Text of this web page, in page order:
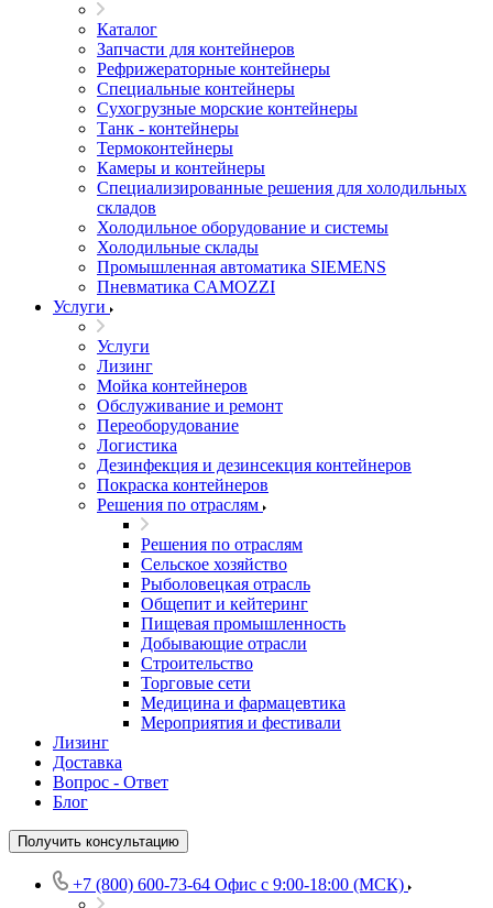
Каталог
Запчасти для контейнеров
Рефрижераторные контейнеры
Специальные контейнеры
Сухогрузные морские контейнеры
Танк - контейнеры
Термоконтейнеры
Камеры и контейнеры
Специализированные решения для холодильных
складов
Холодильное оборудование и системы
Холодильные склады
Промышленная автоматика SIEMENS
Пневматика CAMOZZI
Услуги
Услуги
Лизинг
Мойка контейнеров
Обслуживание и ремонт
Переоборудование
Логистика
Дезинфекция и дезинсекция контейнеров
Покраска контейнеров
Решения по отраслям
Решения по отраслям
Сельское хозяйство
Рыболовецкая отрасль
Общепит и кейтеринг
Пищевая промышленность
Добывающие отрасли
Строительство
Торговые сети
Медицина и фармацевтика
Мероприятия и фестивали
Лизинг
Доставка
Вопрос - Ответ
Блог
Получить консультацию
+7 (800) 600-73-64 Офис с 9:00-18:00 (МСК)